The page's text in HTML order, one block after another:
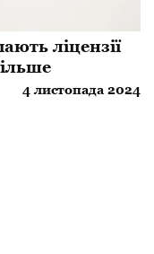
ліцензії
4 листопада 2024